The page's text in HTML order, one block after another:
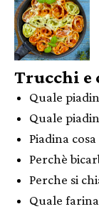
Trucchi e
Quale
Quale
Piadina
Perchè
Perche si
Quale